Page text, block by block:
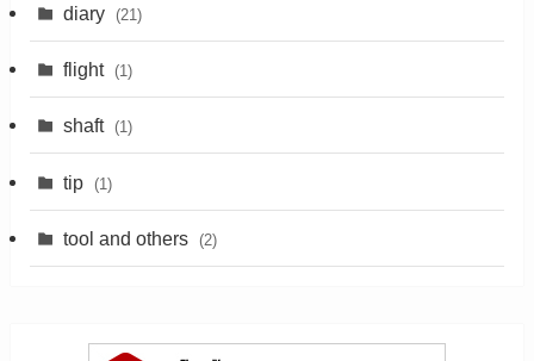
diary (21)
flight (1)
shaft (1)
tip (1)
tool and others (2)